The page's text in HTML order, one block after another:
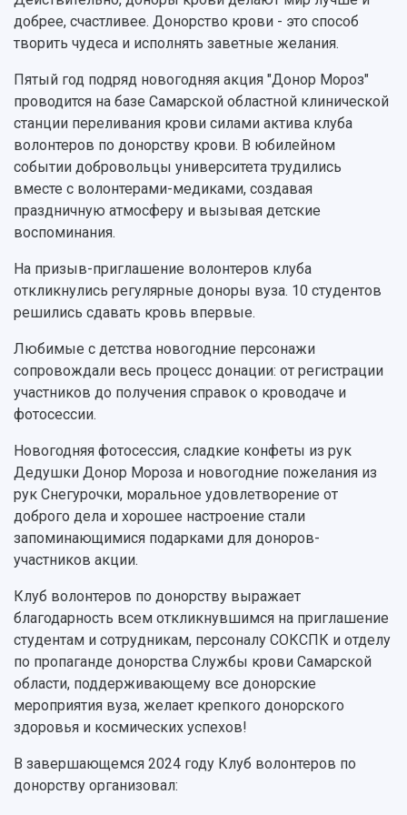
Кампус
3D-тур по университету
Музеи
Учебный аэродром
Центр истории авиационных двигателей
Ботанический сад
Умный дом бабочек
Международный межвузовский кампус
Сведения об образовательной организации
Научные конференции
Патенты
Публикации и издания
Отчеты о проведенных конференциях
добрее, счастливее. Донорство крови - это способ
творить чудеса и исполнять заветные желания.
Пятый год подряд новогодняя акция "Донор Мороз"
проводится на базе Самарской областной клинической
станции переливания крови силами актива клуба
волонтеров по донорству крови. В юбилейном
событии добровольцы университета трудились
вместе с волонтерами-медиками, создавая
праздничную атмосферу и вызывая детские
воспоминания.
На призыв-приглашение волонтеров клуба
откликнулись регулярные доноры вуза. 10 студентов
решились сдавать кровь впервые.
Любимые с детства новогодние персонажи
сопровождали весь процесс донации: от регистрации
участников до получения справок о кроводаче и
фотосессии.
Новогодняя фотосессия, сладкие конфеты из рук
Дедушки Донор Мороза и новогодние пожелания из
рук Снегурочки, моральное удовлетворение от
доброго дела и хорошее настроение стали
запоминающимися подарками для доноров-
участников акции.
Клуб волонтеров по донорству выражает
благодарность всем откликнувшимся на приглашение
студентам и сотрудникам, персоналу СОКСПК и отделу
по пропаганде донорства Службы крови Самарской
области, поддерживающему все донорские
мероприятия вуза, желает крепкого донорского
здоровья и космических успехов!
В завершающемся 2024 году Клуб волонтеров по
донорству организовал: